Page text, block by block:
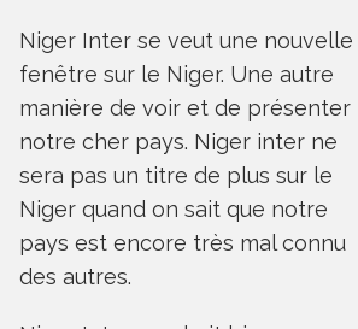
Niger Inter se veut une nouvelle
fenêtre sur le Niger. Une autre
manière de voir et de présenter
notre cher pays. Niger inter ne
sera pas un titre de plus sur le
Niger quand on sait que notre
pays est encore très mal connu
des autres.